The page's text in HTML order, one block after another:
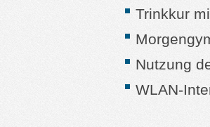
Trinkkur
Nutzung
WLAN-